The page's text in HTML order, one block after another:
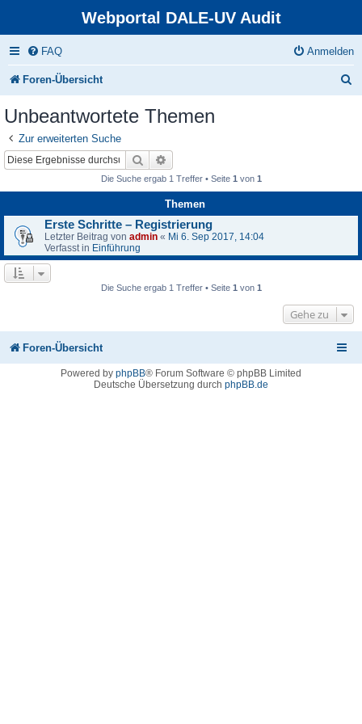
Webportal DALE-UV Audit
FAQ Anmelden
Foren-Übersicht
Unbeantwortete Themen
Zur erweiterten Suche
Suche
Die Suche ergab 1 Treffer • Seite 1 von 1
Themen
Erste Schritte – Registrierung
Letzter Beitrag von admin « Mi 6. Sep 2017, 14:04
Verfasst in Einführung
Die Suche ergab 1 Treffer • Seite 1 von 1
Gehe zu
Foren-Übersicht
Powered by phpBB® Forum Software © phpBB Limited
Deutsche Übersetzung durch phpBB.de